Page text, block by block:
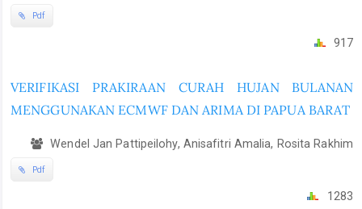
Pdf
917
VERIFIKASI PRAKIRAAN CURAH HUJAN BULANAN
MENGGUNAKAN ECMWF DAN ARIMA DI PAPUA BARAT
Wendel Jan Pattipeilohy, Anisafitri Amalia, Rosita Rakhim
Pdf
1283